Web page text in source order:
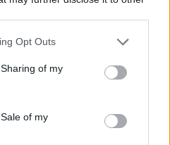
app uses one or more Google
behaviour. You may click to
and its third-party tags to
purposes in below Google
Opt Outs
of my
of my